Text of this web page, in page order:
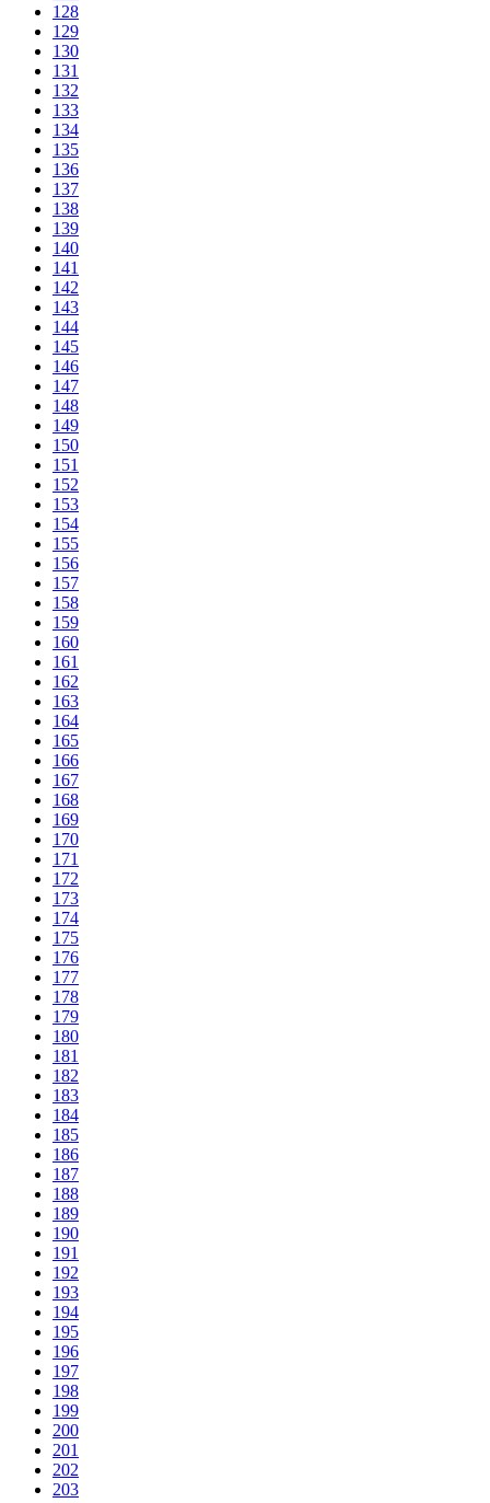
128
129
130
131
132
133
134
135
136
137
138
139
140
141
142
143
144
145
146
147
148
149
150
151
152
153
154
155
156
157
158
159
160
161
162
163
164
165
166
167
168
169
170
171
172
173
174
175
176
177
178
179
180
181
182
183
184
185
186
187
188
189
190
191
192
193
194
195
196
197
198
199
200
201
202
203